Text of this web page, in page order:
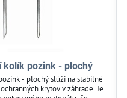
kolík pozink - plochý
- plochý slúži na stabilné
krytov v záhrade. Je